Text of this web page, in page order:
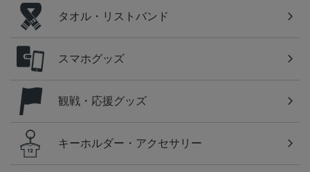
タオル・リストバンド
スマホグッズ
観戦・応援グッズ
キーホルダー・アクセサリー